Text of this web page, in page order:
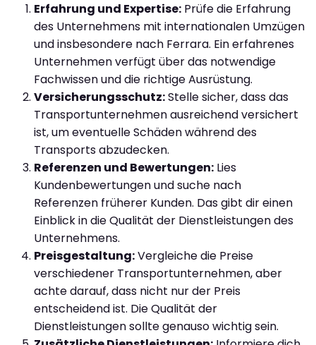
Erfahrung und Expertise: Prüfe die Erfahrung
des Unternehmens mit internationalen Umzügen
und insbesondere nach Ferrara. Ein erfahrenes
Unternehmen verfügt über das notwendige
Fachwissen und die richtige Ausrüstung.
Versicherungsschutz:Stelle sicher, dass das
Transportunternehmen ausreichend versichert
ist, um eventuelle Schäden während des
Transports abzudecken.
Referenzen und Bewertungen: Lies
Kundenbewertungen und suche nach
Referenzen früherer Kunden. Das gibt dir einen
Einblick in die Qualität der Dienstleistungen des
Unternehmens.
Preisgestaltung:Vergleiche die Preise
verschiedener Transportunternehmen, aber
achte darauf, dass nicht nur der Preis
entscheidend ist. Die Qualität der
Dienstleistungen sollte genauso wichtig sein.